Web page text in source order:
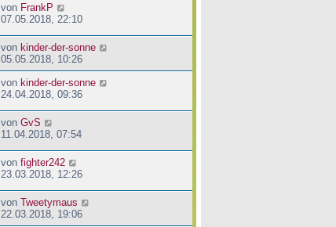
von FrankP
07.05.2018, 22:10
von kinder-der-sonne
05.05.2018, 10:26
von kinder-der-sonne
24.04.2018, 09:36
von GvS
11.04.2018, 07:54
von fighter242
23.03.2018, 12:26
von Tweetymaus
22.03.2018, 19:06